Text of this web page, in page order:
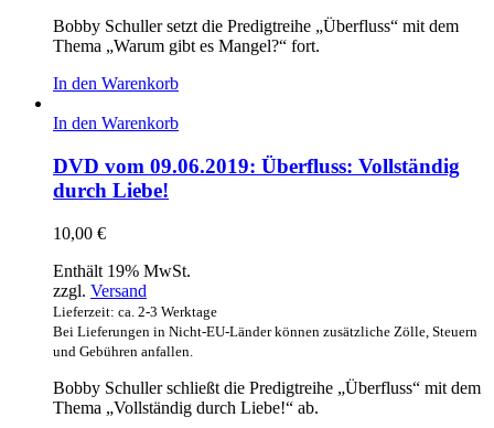
Bobby Schuller setzt die Predigtreihe „Überfluss“ mit dem
Thema „Warum gibt es Mangel?“ fort.
In den Warenkorb
In den Warenkorb
DVD vom 09.06.2019: Überfluss: Vollständig
durch Liebe!
10,00 €
Enthält 19% MwSt.
zzgl. Versand
Lieferzeit: ca. 2-3 Werktage
Bei Lieferungen in Nicht-EU-Länder können zusätzliche Zölle, Steuern
und Gebühren anfallen.
Bobby Schuller schließt die Predigtreihe „Überfluss“ mit dem
Thema „Vollständig durch Liebe!“ ab.